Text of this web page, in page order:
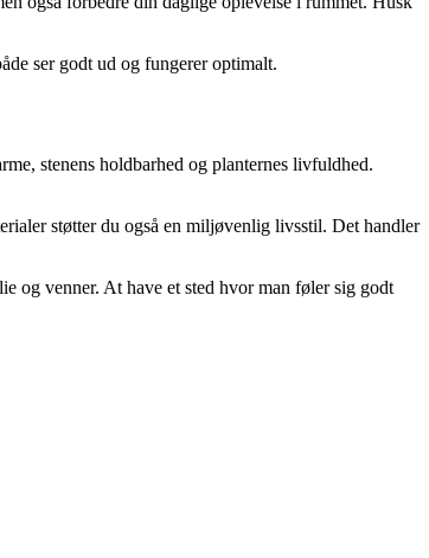
ser godt ud og fungerer optimalt.
stenens holdbarhed og planternes livfuldhed.
støtter du også en miljøvenlig livsstil. Det handler
og venner. At have et sted hvor man føler sig godt